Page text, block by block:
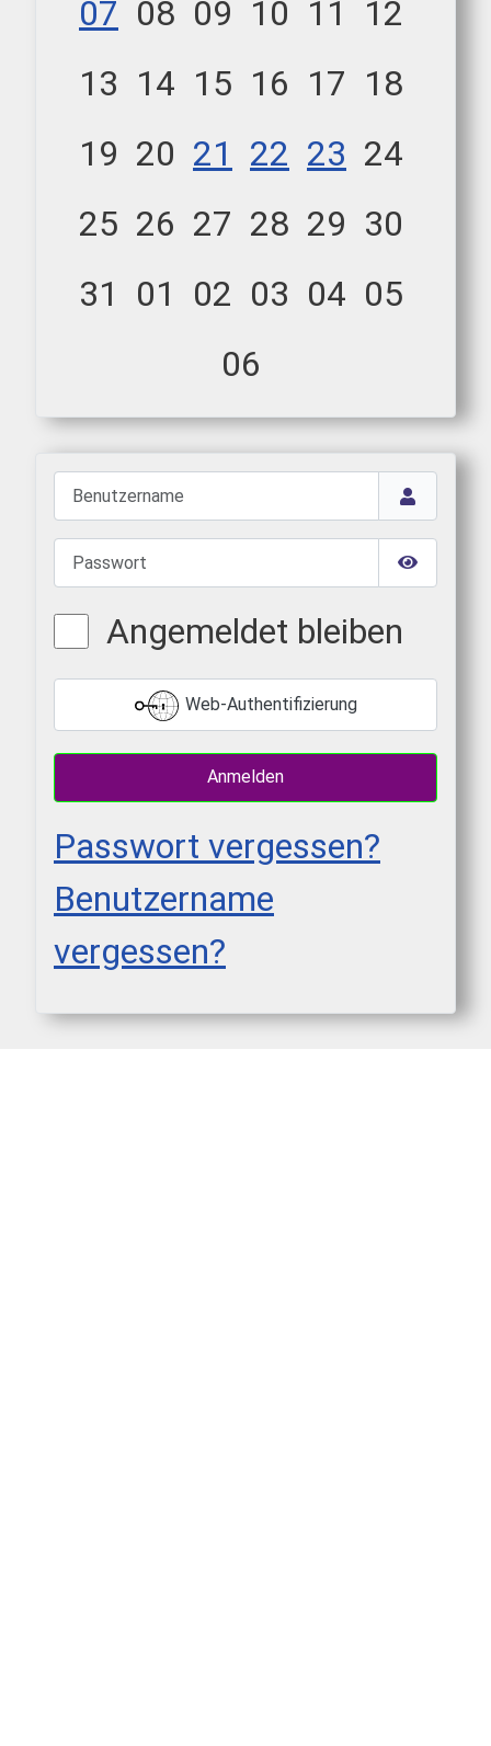
07 08 09 10 11
12
13 14 15 16 17 18
19 20 21 22 23 24
25 26 27 28 29 30
31
01 02 03 04 05
06
Benutzername
Passwort
Passwort
Angemeldet bleiben
Web-Authentifizierung
Anmelden
Passwort vergessen?
Benutzername
vergessen?